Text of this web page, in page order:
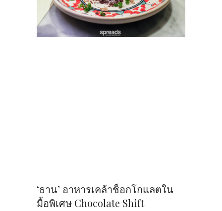
‘ธาน’ อาหารเคล้าช็อกโกแลตใน
มื้อพิเศษ Chocolate Shift